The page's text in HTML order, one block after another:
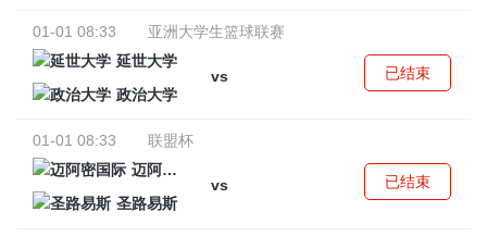
01-01 08:33
亚洲大学生篮球联赛
延世大学
vs
政治大学
已结束
01-01 08:33
联盟杯
迈阿密国际
vs
圣路易斯
已结束